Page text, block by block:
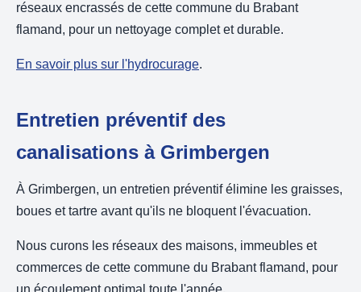
réseaux encrassés de cette commune du Brabant
flamand, pour un nettoyage complet et durable.
En savoir plus sur l'hydrocurage.
Entretien préventif des
canalisations à Grimbergen
À Grimbergen, un entretien préventif élimine les graisses,
boues et tartre avant qu'ils ne bloquent l'évacuation.
Nous curons les réseaux des maisons, immeubles et
commerces de cette commune du Brabant flamand, pour